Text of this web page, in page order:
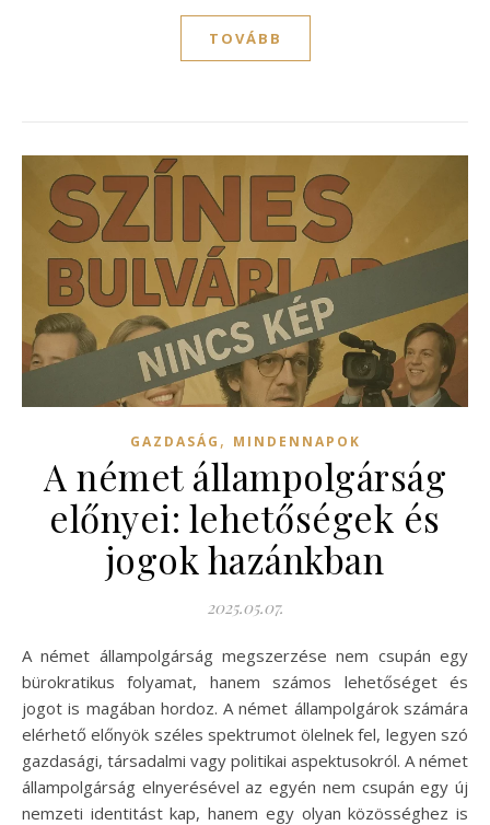
TOVÁBB
GAZDASÁG , MINDENNAPOK
A német állampolgárság
előnyei: lehetőségek és
jogok hazánkban
2025.05.07.
A német állampolgárság megszerzése nem csupán egy
bürokratikus folyamat, hanem számos lehetőséget és
jogot is magában hordoz. A német állampolgárok számára
elérhető előnyök széles spektrumot ölelnek fel, legyen szó
gazdasági, társadalmi vagy politikai aspektusokról. A német
állampolgárság elnyerésével az egyén nem csupán egy új
nemzeti identitást kap, hanem egy olyan közösséghez is